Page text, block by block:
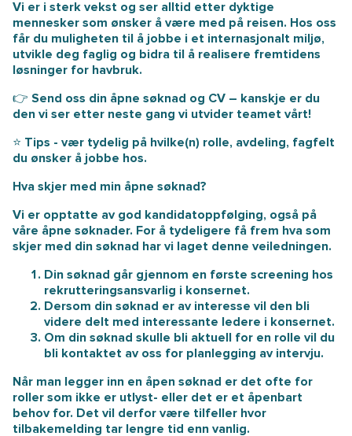
Vi er i sterk vekst og ser alltid etter dyktige
mennesker som ønsker å være med på reisen. Hos oss
får du muligheten til å jobbe i et internasjonalt miljø,
utvikle deg faglig og bidra til å realisere fremtidens
løsninger for havbruk.
👉 Send oss din åpne søknad og CV – kanskje er du
den vi ser etter neste gang vi utvider teamet vårt!
⭐️ Tips - vær tydelig på hvilke(n) rolle, avdeling, fagfelt
du ønsker å jobbe hos.
Hva skjer med min åpne søknad?
Vi er opptatte av god kandidatoppfølging, også på
våre åpne søknader. For å tydeligere få frem hva som
skjer med din søknad har vi laget denne veiledningen.
Din søknad går gjennom en første screening hos
rekrutteringsansvarlig i konsernet.
Dersom din søknad er av interesse vil den bli
videre delt med interessante ledere i konsernet.
Om din søknad skulle bli aktuell for en rolle vil du
bli kontaktet av oss for planlegging av intervju.
Når man legger inn en åpen søknad er det ofte for
roller som ikke er utlyst- eller det er et åpenbart
behov for. Det vil derfor være tilfeller hvor
tilbakemelding tar lengre tid enn vanlig.